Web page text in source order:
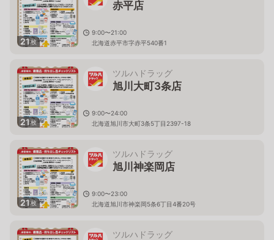
21枚
赤平店
9:00〜21:00
北海道赤平市字赤平540番1
21枚
ツルハドラッグ
旭川大町3条店
9:00〜24:00
北海道旭川市大町3条5丁目2397-18
21枚
ツルハドラッグ
旭川神楽岡店
9:00〜23:00
北海道旭川市神楽岡5条6丁目4番20号
ツルハドラッグ